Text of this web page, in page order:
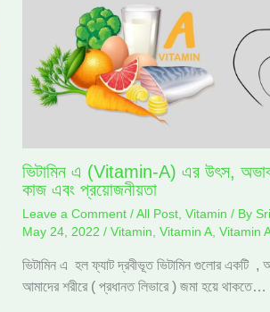
ভিটামিন এ (Vitamin-A) এর উৎস,
কাজ এবং প্রয়োজনীয়তা
Leave a Comment /All Post, Vitamin / By
May 24, 2022 / Vitamin Vitamin A, Vitamin
ভিটামিন এ হল ফ্যাট দ্রবীভূত ভিটামিন গুলোর একটি ,
আমাদের শরীরে ( প্রধানত লিভারে ) জমা হয়ে থাকতে…